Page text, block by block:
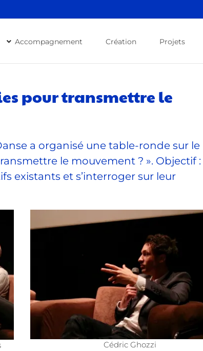
Accompagnement Création Projets
pour transmettre le
a organisé une table-ronde sur le
le mouvement ? ». Objectif
existants et s’interroger sur leur
Cédric Ghozzi